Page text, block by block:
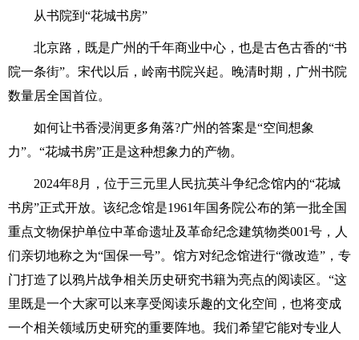
从书院到“花城书房”
北京路，既是广州的千年商业中心，也是古色古香的“书
院一条街”。宋代以后，岭南书院兴起。晚清时期，广州书院
数量居全国首位。
如何让书香浸润更多角落?广州的答案是“空间想象
力”。“花城书房”正是这种想象力的产物。
2024年8月，位于三元里人民抗英斗争纪念馆内的“花城
书房”正式开放。该纪念馆是1961年国务院公布的第一批全国
重点文物保护单位中革命遗址及革命纪念建筑物类001号，人
们亲切地称之为“国保一号”。馆方对纪念馆进行“微改造”，专
门打造了以鸦片战争相关历史研究书籍为亮点的阅读区。“这
里既是一个大家可以来享受阅读乐趣的文化空间，也将变成
一个相关领域历史研究的重要阵地。我们希望它能对专业人